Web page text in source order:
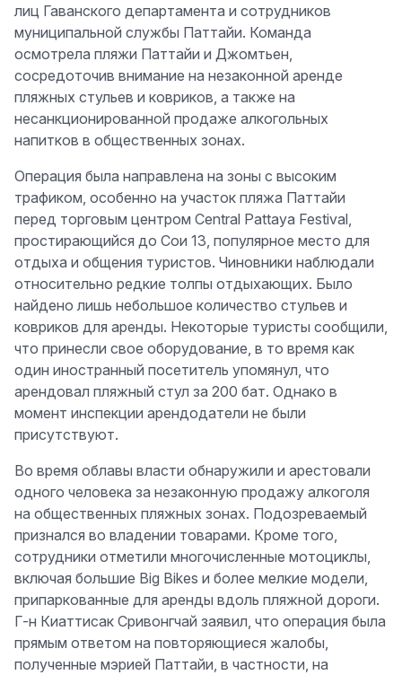
лиц Гаванского департамента и сотрудников
муниципальной службы Паттайи. Команда
осмотрела пляжи Паттайи и Джомтьен,
сосредоточив внимание на незаконной аренде
пляжных стульев и ковриков, а также на
несанкционированной продаже алкогольных
напитков в общественных зонах.
Операция была направлена на зоны с высоким
трафиком, особенно на участок пляжа Паттайи
перед торговым центром Central Pattaya Festival,
простирающийся до Сои 13, популярное место для
отдыха и общения туристов. Чиновники наблюдали
относительно редкие толпы отдыхающих. Было
найдено лишь небольшое количество стульев и
ковриков для аренды. Некоторые туристы сообщили,
что принесли свое оборудование, в то время как
один иностранный посетитель упомянул, что
арендовал пляжный стул за 200 бат. Однако в
момент инспекции арендодатели не были
присутствуют.
Во время облавы власти обнаружили и арестовали
одного человека за незаконную продажу алкоголя
на общественных пляжных зонах. Подозреваемый
признался во владении товарами. Кроме того,
сотрудники отметили многочисленные мотоциклы,
включая большие Big Bikes и более мелкие модели,
припаркованные для аренды вдоль пляжной дороги.
Г-н Киаттисак Сривонгчай заявил, что операция была
прямым ответом на повторяющиеся жалобы,
полученные мэрией Паттайи, в частности, на